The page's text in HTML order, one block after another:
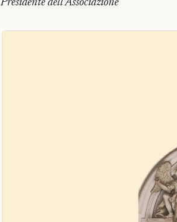
Presidente dell’Associazione